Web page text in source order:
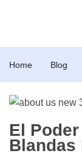
Home Blog
El
Blandas